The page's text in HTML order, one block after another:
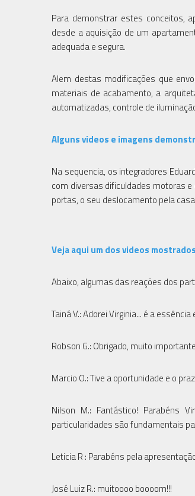
Para demonstrar estes conceitos,
desde a aquisição de um
adequada e segura.
Alem destas modificações que
materiais de acabamento, a
automatizadas, controle de
Alguns videos e imagens
Na sequencia, os integradores
com diversas dificuldades motoras
portas, o seu deslocamento pela
Veja aqui um dos videos
Abaixo, algumas das reações dos
Tainá V.: Adorei Virginia... é a
Robson G.: Obrigado, muito
Marcio O.: Tive a oportunidade e o
Nilson M.: Fantástico! Parabéns
particularidades são fundamentais
Leticia R : Parabéns pela
José Luiz R.: muitoooo boooom!!!